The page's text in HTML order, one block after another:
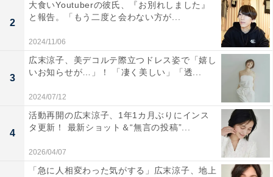
2
大食いYoutuberの彼氏、『お別れしました』
と報告。「もう二度と会わない方が...
2024/11/06
3
広末涼子、美デコルテ際立つドレス姿で「嬉し
いお知らせが…」！ 「凄く美しい」「透...
2024/07/12
4
活動再開の広末涼子、1年1カ月ぶりにインス
タ更新！ 最新ショット＆“無言の投稿”...
2026/04/07
「急に人相変わった気がする」広末涼子、地上